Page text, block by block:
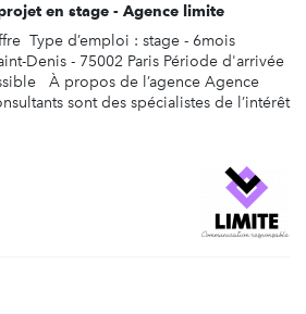
en stage - Agence limite
Type d’emploi : stage - 6mois
Denis - 75002 Paris Période d'arrivée
À propos de l’agence Agence
sont des spécialistes de l’intérêt